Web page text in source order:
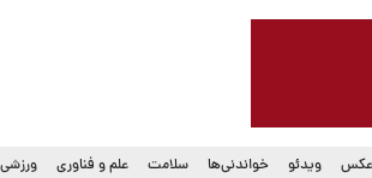
عکس ویدئو خواندنی‌ها سلامت علم و فناوری ورزشی